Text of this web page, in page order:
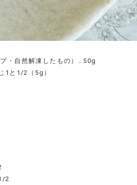
・自然解凍したもの）…50g
1と1/2（5g）
2